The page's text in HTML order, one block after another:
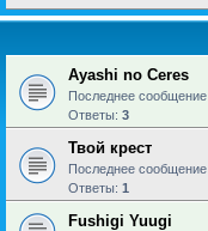
Ayashi no Ceres
Последнее сообщение
Ответы: 3
Твой крест
Последнее сообщение
Ответы: 1
Fushigi Yuugi